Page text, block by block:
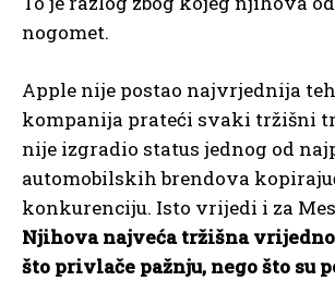
nogomet.
Apple nije postao najvrjednija
kompanija prateći svaki tržišni
nije izgradio status jednog od
automobilskih brendova
konkurenciju. Isto vrijedi i za
Njihova najveća tržišna
što privlače pažnju, nego što su